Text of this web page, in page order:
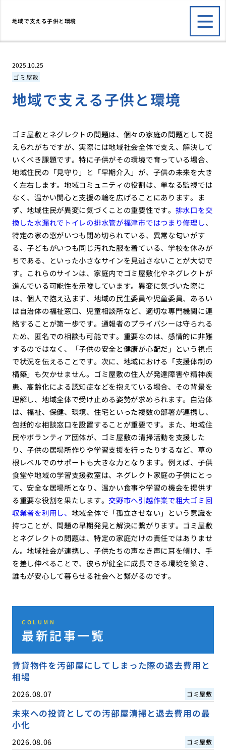
地域で支える子供と環境
2025.10.25
ゴミ屋敷
地域で支える子供と環境
ゴミ屋敷とネグレクトの問題は、個々の家庭の問題として捉
えられがちですが、実際には地域社会全体で支え、解決して
いくべき課題です。特に子供がその環境で育っている場合、
地域住民の「見守り」と「早期介入」が、子供の未来を大き
く左右します。地域コミュニティの役割は、単なる監視では
なく、温かい関心と支援の輪を広げることにあります。ま
ず、地域住民が異変に気づくことの重要性です。 排水口を交
換した水漏れでトイレの排水管が福津市ではつまり修理し、
特定の家の窓がいつも閉め切られている、異常な匂いがす
る、子どもがいつも同じ汚れた服を着ている、学校を休みが
ちである、といった小さなサインを見逃さないことが大切で
す。これらのサインは、家庭内でゴミ屋敷化やネグレクトが
進んでいる可能性を示唆しています。異変に気づいた際に
は、個人で抱え込まず、地域の民生委員や児童委員、あるい
は自治体の福祉窓口、児童相談所など、適切な専門機関に連
絡することが第一歩です。通報者のプライバシーは守られる
ため、匿名での相談も可能です。重要なのは、感情的に非難
するのではなく、「子供の安全と健康が心配だ」という視点
で状況を伝えることです。次に、地域における「支援体制の
構築」も欠かせません。ゴミ屋敷の住人が発達障害や精神疾
患、高齢化による認知症などを抱えている場合、その背景を
理解し、地域全体で受け止める姿勢が求められます。自治体
は、福祉、保健、環境、住宅といった複数の部署が連携し、
包括的な相談窓口を設置することが重要です。また、地域住
民やボランティア団体が、ゴミ屋敷の清掃活動を支援した
り、子供の居場所作りや学習支援を行ったりするなど、草の
根レベルでのサポートも大きな力となります。例えば、子供
食堂や地域の学習支援教室は、ネグレクト家庭の子供にとっ
て、安全な居場所となり、温かい食事や学習の機会を提供す
る重要な役割を果たします。交野市へ引越作業で粗大ゴミ回
収業者を利用し、 地域全体で「孤立させない」という意識を
持つことが、問題の早期発見と解決に繋がります。ゴミ屋敷
とネグレクトの問題は、特定の家庭だけの責任ではありませ
ん。地域社会が連携し、子供たちの声なき声に耳を傾け、手
を差し伸べることで、彼らが健全に成長できる環境を築き、
誰もが安心して暮らせる社会へと繋がるのです。
COLUMN
最新記事一覧
賃貸物件を汚部屋にしてしまった際の退去費用と
相場
2026.08.07 ゴミ屋敷
未来への投資としての汚部屋清掃と退去費用の最
小化
2026.08.06 ゴミ屋敷